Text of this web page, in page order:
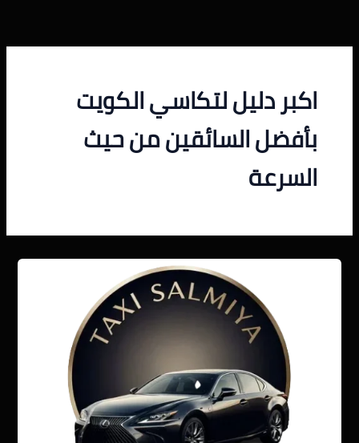
المحتوى
اكبر دليل لتكاسي الكويت
بأفضل السائقين من حيث
السرعة